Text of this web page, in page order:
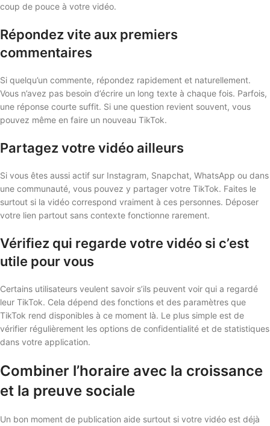
coup de pouce à votre vidéo.
Répondez vite aux premiers
commentaires
Si quelqu’un commente, répondez rapidement et naturellement.
Vous n’avez pas besoin d’écrire un long texte à chaque fois. Parfois,
une réponse courte suffit. Si une question revient souvent, vous
pouvez même en faire un nouveau TikTok.
Partagez votre vidéo ailleurs
Si vous êtes aussi actif sur Instagram, Snapchat, WhatsApp ou dans
une communauté, vous pouvez y partager votre TikTok. Faites le
surtout si la vidéo correspond vraiment à ces personnes. Déposer
votre lien partout sans contexte fonctionne rarement.
Vérifiez qui regarde votre vidéo si c’est
utile pour vous
Certains utilisateurs veulent savoir s’ils peuvent voir qui a regardé
leur TikTok. Cela dépend des fonctions et des paramètres que
TikTok rend disponibles à ce moment là. Le plus simple est de
vérifier régulièrement les options de confidentialité et de statistiques
dans votre application.
Combiner l’horaire avec la croissance
et la preuve sociale
Un bon moment de publication aide surtout si votre vidéo est déjà